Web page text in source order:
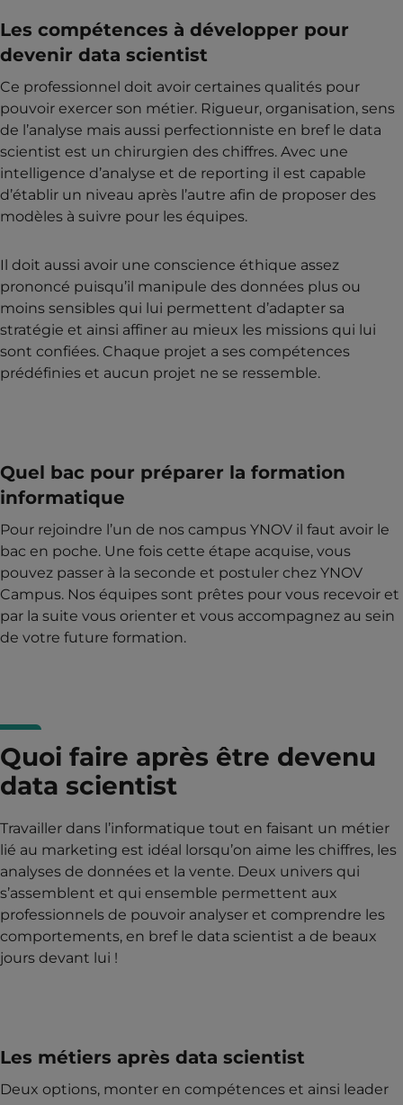
Les compétences à développer pour
devenir data scientist
Ce professionnel doit avoir certaines qualités pour
pouvoir exercer son métier. Rigueur, organisation, sens
de l’analyse mais aussi perfectionniste en bref le data
scientist est un chirurgien des chiffres. Avec une
intelligence d’analyse et de reporting il est capable
d’établir un niveau après l’autre afin de proposer des
modèles à suivre pour les équipes.
Il doit aussi avoir une conscience éthique assez
prononcé puisqu’il manipule des données plus ou
moins sensibles qui lui permettent d’adapter sa
stratégie et ainsi affiner au mieux les missions qui lui
sont confiées. Chaque projet a ses compétences
prédéfinies et aucun projet ne se ressemble.
Quel bac pour préparer la formation
informatique
Pour rejoindre l’un de nos campus YNOV il faut avoir le
bac en poche. Une fois cette étape acquise, vous
pouvez passer à la seconde et postuler chez YNOV
Campus. Nos équipes sont prêtes pour vous recevoir et
par la suite vous orienter et vous accompagnez au sein
de votre future formation.
Quoi faire après être devenu
data scientist
Travailler dans l’informatique tout en faisant un métier
lié au marketing est idéal lorsqu’on aime les chiffres, les
analyses de données et la vente. Deux univers qui
s’assemblent et qui ensemble permettent aux
professionnels de pouvoir analyser et comprendre les
comportements, en bref le data scientist a de beaux
jours devant lui !
Les métiers après data scientist
Deux options, monter en compétences et ainsi leader